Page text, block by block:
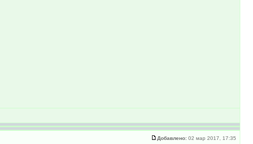
Добавлено: 02 мар 2017, 17:35